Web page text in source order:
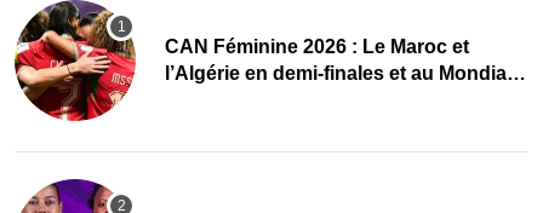
CAN Féminine 2026 : Le Maroc et
l’Algérie en demi-finales et au Mondial